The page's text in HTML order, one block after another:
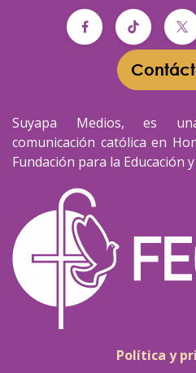
Suyapa Medios, es
comunicación católica en
Fundación para la Educación
Política y